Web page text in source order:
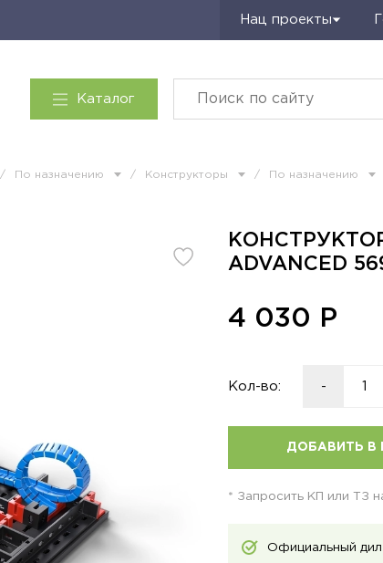
Нац проекты
Каталог
/ По назначению / Конструкторы / По назначению
ADVANCED
4 030 Р
Кол-во: -
ДОБАВИТЬ В
* Запросить КП или ТЗ
Официальный